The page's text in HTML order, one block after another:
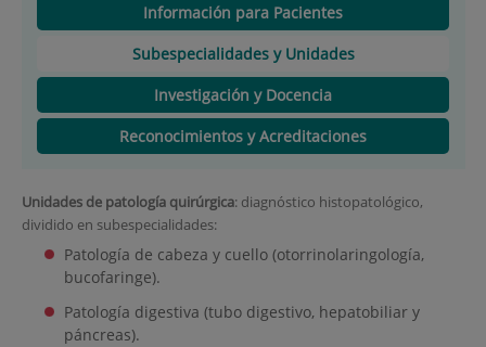
Información para Pacientes
Subespecialidades y Unidades
Investigación y Docencia
Reconocimientos y Acreditaciones
Unidades de patología quirúrgica: diagnóstico histopatológico,
dividido en subespecialidades:
Patología de cabeza y cuello (otorrinolaringología,
bucofaringe).
Patología digestiva (tubo digestivo, hepatobiliar y
páncreas).